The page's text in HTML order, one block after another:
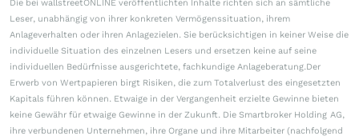
Die bei wallstreetONLINE veröffentlichten Inhalte richten sich an sämtliche
Leser, unabhängig von ihrer konkreten Vermögenssituation, ihrem
Anlageverhalten oder ihren Anlagezielen. Sie berücksichtigen in keiner Weise die
individuelle Situation des einzelnen Lesers und ersetzen keine auf seine
individuellen Bedürfnisse ausgerichtete, fachkundige Anlageberatung.Der
Erwerb von Wertpapieren birgt Risiken, die zum Totalverlust des eingesetzten
Kapitals führen können. Etwaige in der Vergangenheit erzielte Gewinne bieten
keine Gewähr für etwaige Gewinne in der Zukunft. Die Smartbroker Holding AG,
ihre verbundenen Unternehmen, ihre Organe und ihre Mitarbeiter (nachfolgend